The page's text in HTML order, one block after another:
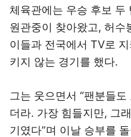
체육관에는 우승 후보 두
원관중이 찾아왔고, 허수
이들과 전국에서 TV로
키지 않는 경기를 했다.
그는 웃으면서 “팬분들
더라. 가장 힘들지만, 그
기였다”며 이날 승부를